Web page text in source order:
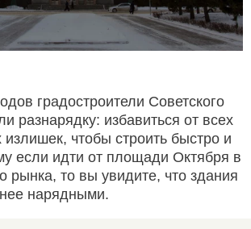
градостроители Советского
разнарядку: избавиться от всех
излишек, чтобы строить быстро и
если идти от площади Октября в
рынка, то вы увидите, что здания
нарядными.